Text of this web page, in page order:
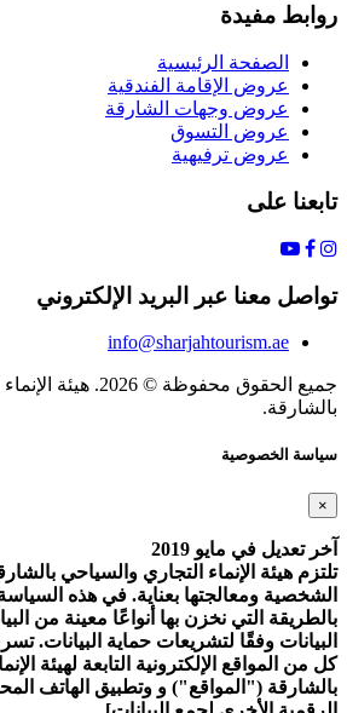
روابط مفيدة
الصفحة الرئيسية
عروض الإقامة الفندقية
عروض وجهات الشارقة
عروض التسوق
عروض ترفيهية
تابعنا على
تواصل معنا عبر البريد الإلكتروني
info@sharjahtourism.ae
جميع الحقوق محفوظة ©
بالشارقة.
سياسة الخصوصية
×
آخر تعديل في مايو 2019
تلتزم هيئة الإنماء التجاري والسياحي
الشخصية ومعالجتها بعناية. في هذه
بالطريقة التي نخزن بها أنواعًا معينة من
البيانات وفقًا لتشريعات حماية البيانات.
كل من المواقع الإلكترونية التابعة لهيئة
بالشارقة ("المواقع") و وتطبيق الهاتف